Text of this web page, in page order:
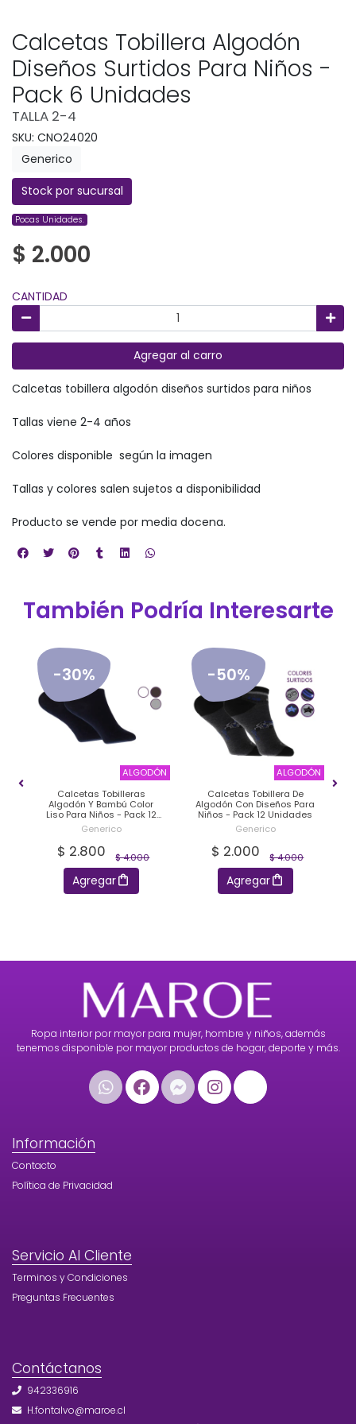
Calcetas Tobillera Algodón
Diseños Surtidos Para Niños -
Pack 6 Unidades
TALLA 2-4
SKU: CNO24020
Generico
Stock por sucursal
Pocas Unidades.
$ 2.000
CANTIDAD
Agregar al carro
Calcetas tobillera algodón diseños surtidos para niños
Tallas viene 2-4 años
Colores disponible según la imagen
Tallas y colores salen sujetos a disponibilidad
Producto se vende por media docena.
También Podría Interesarte
-30%
ALGODÓN
Calcetas Tobilleras
Algodón Y Bambú Color
Liso Para Niños - Pack 12
Unidades
Generico
$ 4.000
$ 2.800
Agregar
-50%
ALGODÓN
Calcetas Tobillera De
Algodón Con Diseños Para
Niños - Pack 12 Unidades
Generico
$ 4.000
$ 2.000
Agregar
Ropa interior por mayor para mujer, hombre y niños, además
tenemos disponible por mayor productos de hogar, deporte y más.
Información
Contacto
Política de Privacidad
Servicio Al Cliente
Terminos y Condiciones
Preguntas Frecuentes
Contáctanos
942336916
H.fontalvo@maroe.cl